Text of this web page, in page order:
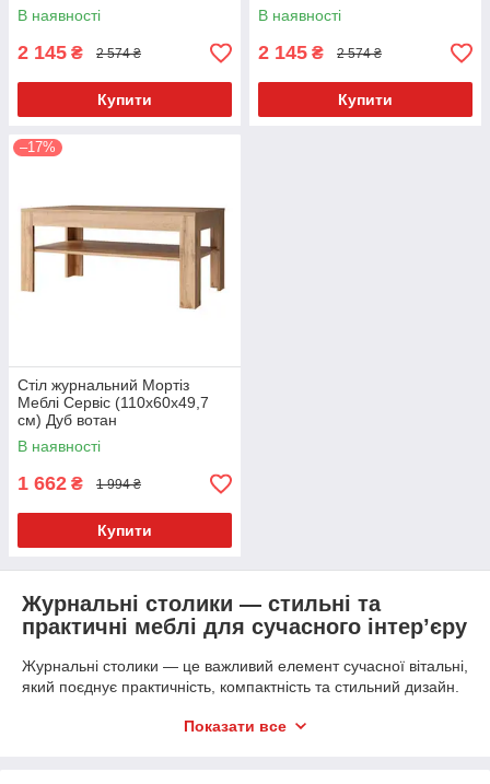
В наявності
2 145 ₴ 2 574 ₴
Купити
В наявності
2 145 ₴ 2 574 ₴
Купити
–17%
Стіл журнальний Мортіз
Меблі Сервіс (110х60х49,7
см) Дуб вотан
В наявності
1 662 ₴ 1 994 ₴
Купити
Журнальні столики — стильні та
практичні меблі для сучасного інтер’єру
Журнальні столики — це важливий елемент сучасної вітальні,
який поєднує практичність, компактність та стильний дизайн.
відпочинку, зберігання дрібниць, декору або щоденного
Показати все